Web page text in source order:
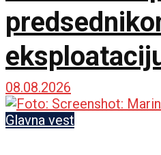
dozvole
08.08.2026
Glavna vest